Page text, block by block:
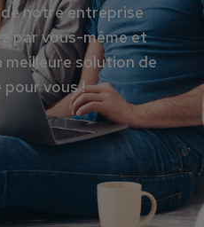
de notre entreprise
par vous-même et
meilleure solution de
pour vous !